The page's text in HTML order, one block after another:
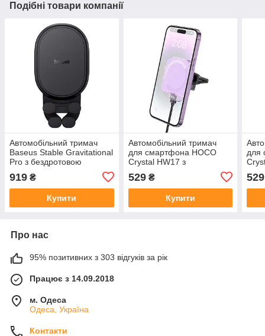
Подібні товари компанії
Автомобільний тримач
Baseus Stable Gravitational
Pro з бездротовою
смартфона
919 ₴
Купити
Автомобільний тримач
для смартфона HOCO
Crystal HW17 з
15W MagSafe на решітку
529₴
Купити
для
15W
529
Про нас
95% позитивних з 303 відгуків за рік
Працює з 14.09.2018
м. Одеса
Одеса, Україна
Контакти